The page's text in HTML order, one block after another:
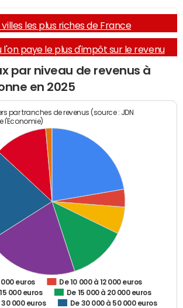
villes les plus riches de France
l'on paye le plus d'impôt sur le revenu
par niveau de revenus à
en 2025
par tranches de revenus (source : JDN
l'Economie)
000 euros
De 10 000 à 12 000 euros
000 euros
De 15 000 à 20 000 euros
30 000 euros
De 30 000 à 50 000 euros